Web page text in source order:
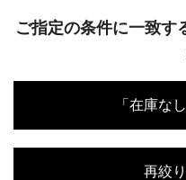
ご指定の条件に一致す
「在庫な
再絞